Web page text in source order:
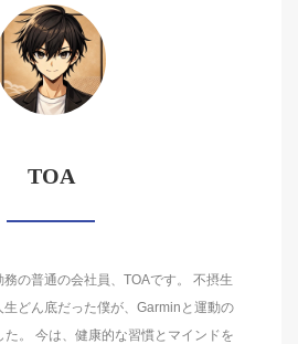
TOA
の普通の会社員、TOAです。 不摂生
どん底だった僕が、Garminと運動の
た。 今は、健康的な習慣とマインドを